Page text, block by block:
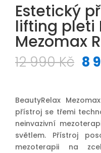
Estetický
lifting pleti
Mezomax
12 990Kč
12
8
BeautyRelax
přístroj se třemi
neinvazivní
světlem. Přístroj
mezoterapii na